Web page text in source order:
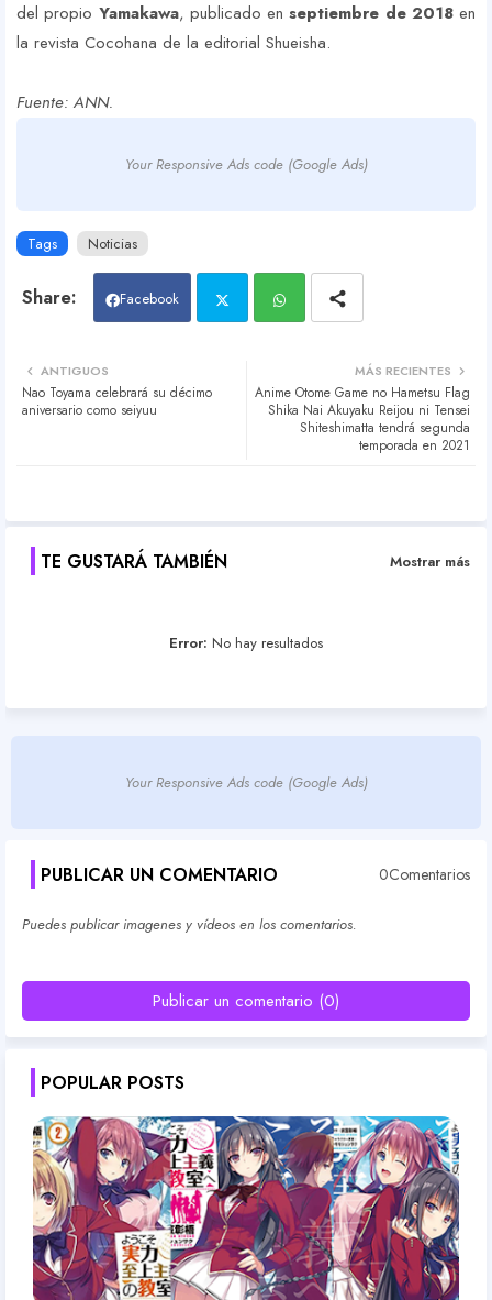
del propio Yamakawa, publicado enseptiembre de 2018en
la revista Cocohana de la editorial Shueisha.
Fuente: ANN.
Your Responsive Ads code (Google Ads)
Tags Noticias
Facebook
atsa
MÁS RECIENTES
Anime Otome Game no Hametsu Flag
Shika Nai Akuyaku Reijou ni Tensei
Shiteshimatta tendrá segunda
temporada en 2021
ANTIGUOS
Nao Toyama celebrará su décimo
aniversario como seiyuu
TE GUSTARÁ TAMBIÉN Mostrar más
Error: No hay resultados
Your Responsive Ads code (Google Ads)
PUBLICAR UN COMENTARIO 0Comentarios
Puedes publicar imagenes y vídeos en los comentarios.
Publicar un comentario (0)
POPULAR POSTS